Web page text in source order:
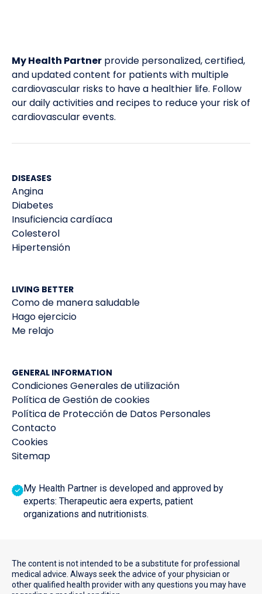
My Health Partner provide personalized, certified,
and updated content for patients with multiple
cardiovascular risks to have a healthier life. Follow
our daily activities and recipes to reduce your risk of
cardiovascular events.
DISEASES
Angina
Diabetes
Insuficiencia cardíaca
Colesterol
Hipertensión
LIVING BETTER
Como de manera saludable
Hago ejercicio
Me relajo
GENERAL INFORMATION
Condiciones Generales de utilización
Política de Gestión de cookies
Política de Protección de Datos Personales
Contacto
Cookies
Sitemap
My Health Partner is developed and approved by
experts: Therapeutic aera experts, patient
organizations and nutritionists.
The content is not intended to be a substitute for professional
medical advice. Always seek the advice of your physician or
other qualified health provider with any questions you may have